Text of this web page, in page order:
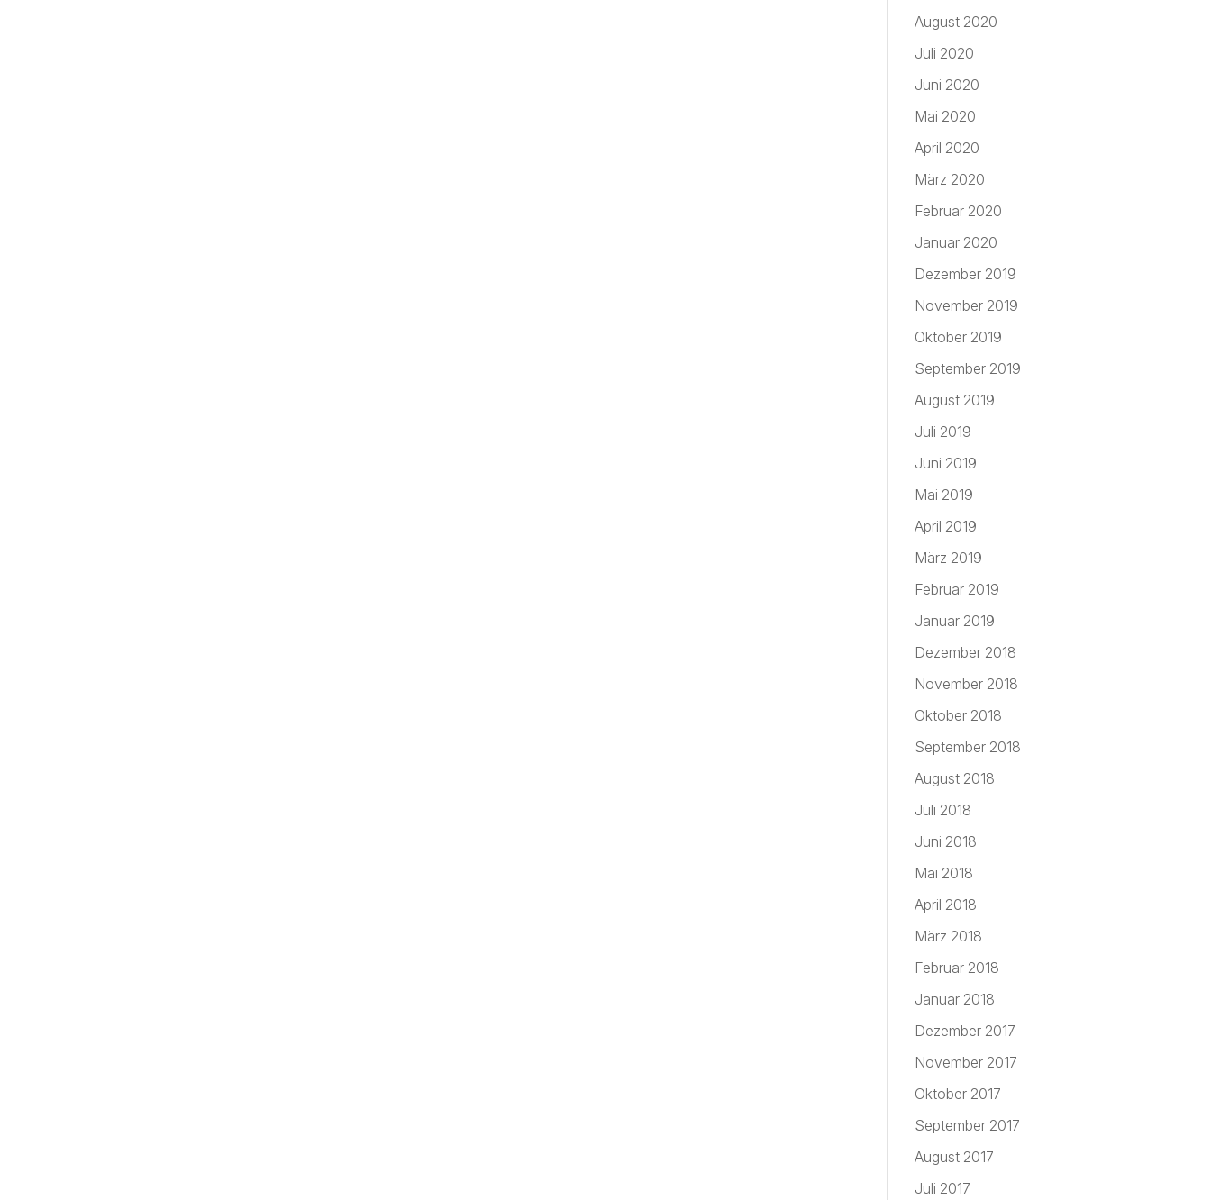
August 2020
Juli 2020
Juni 2020
Mai 2020
April 2020
März 2020
Februar 2020
Januar 2020
Dezember 2019
November 2019
Oktober 2019
September 2019
August 2019
Juli 2019
Juni 2019
Mai 2019
April 2019
März 2019
Februar 2019
Januar 2019
Dezember 2018
November 2018
Oktober 2018
September 2018
August 2018
Juli 2018
Juni 2018
Mai 2018
April 2018
März 2018
Februar 2018
Januar 2018
Dezember 2017
November 2017
Oktober 2017
September 2017
August 2017
Juli 2017